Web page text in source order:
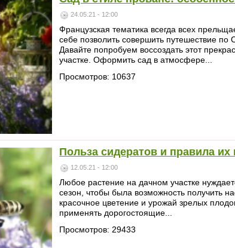
24.05.21 - 12:00
Французская тематика всегда всех
себе позволить совершить путешествие по
Давайте попробуем воссоздать этот
участке. Оформить сад в атмосфере...
Просмотров: 10637
Польза сидератов и правила
12.05.21 - 12:00
Любое растение на дачном участке
сезон, чтобы была возможность получить
красочное цветение и урожай зрелых
применять дорогостоящие...
Просмотров: 29433